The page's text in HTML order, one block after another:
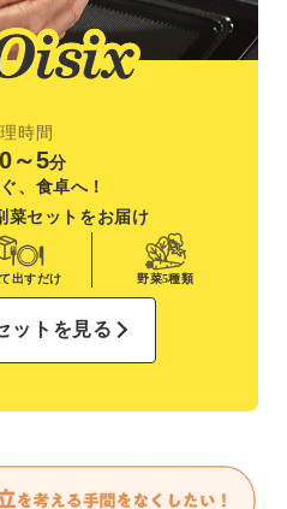
時間
0～5分
、食卓へ！
菜セットをお届け
出すだけ 野菜5種類
ットを見る